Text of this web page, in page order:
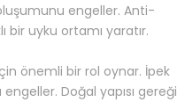
engeller. Anti-
bir uyku ortamı yaratır.
önemli bir rol oynar. İpek
Doğal yapısı gereği